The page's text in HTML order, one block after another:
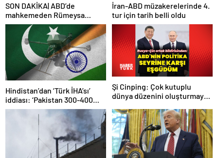
SON DAKİKA| ABD’de
mahkemeden Rümeysa
Öztürk kararı: Serbest
bırakıldı!
İran-ABD müzakerelerinde 4.
tur için tarih belli oldu
Hindistan’dan ‘Türk İHA’sı’
iddiası: ‘Pakistan 300-400
tanesi ile 36 noktaya sızdı’
Şi Cinping: Çok kutuplu
dünya düzenini oluşturmaya